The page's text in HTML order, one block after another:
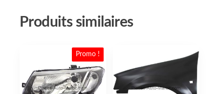
Produits similaires
Promo !